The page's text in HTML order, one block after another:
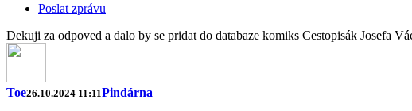
Poslat zprávu
Dekuji za odpoved a dalo by se pridat do databaze komiks Cestopisák Josefa
Toe26.10.2024 11:11Pindárna